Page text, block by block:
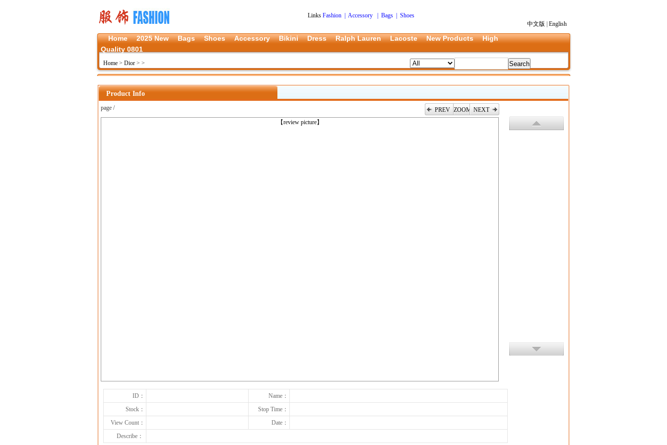
Links Fashion Accessory| Bags| Shoes
中文版
English
Home 2025 New Bags Shoes Accessory Bikini Dress Ralph Lauren Lacoste New Products
High
Quality 0801
Home > Dior > >
Product Info
page / PREV ZOOM NEXT
【review picture】
上一张
ID：
Name：
Stock：
Stop Time：
View Count：
Date：
Describe：